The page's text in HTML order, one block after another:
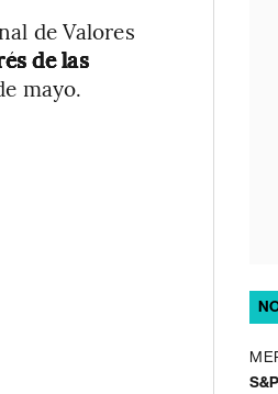
de Valores
de las
mayo.